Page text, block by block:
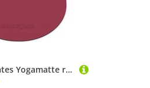
NEOLYMP Pilates Yogamatte rutschfest PU & Naturkautschuk